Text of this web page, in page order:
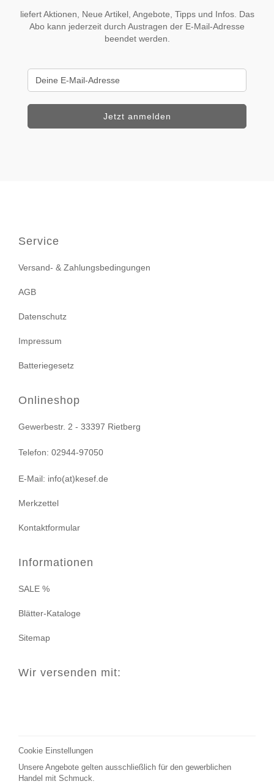
liefert Aktionen, Neue Artikel, Angebote, Tipps und Infos. Das
Abo kann jederzeit durch Austragen der E-Mail-Adresse
beendet werden.
Service
Versand- & Zahlungsbedingungen
AGB
Datenschutz
Impressum
Batteriegesetz
Onlineshop
Gewerbestr. 2 - 33397 Rietberg
Telefon: 02944-97050
E-Mail: info(at)kesef.de
Merkzettel
Kontaktformular
Informationen
SALE %
Blätter-Kataloge
Sitemap
Wir versenden mit:
Cookie Einstellungen
Unsere Angebote gelten ausschließlich für den gewerblichen
Handel mit Schmuck.